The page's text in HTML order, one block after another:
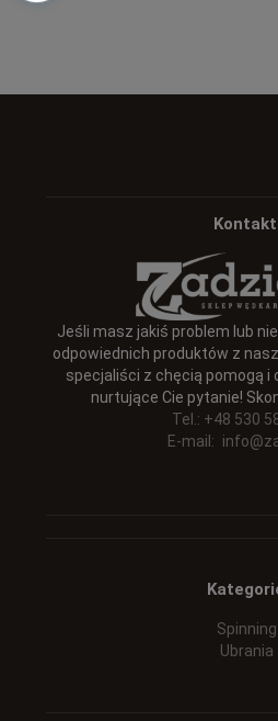
Kontakt
Jeśli masz jakiś problem lub
odpowiednich produktów z
specjaliści z chęcią pomogą i
nurtujące Cie pytanie!
Tel.: +48 530
E-mail:
Spinning
Ubrania